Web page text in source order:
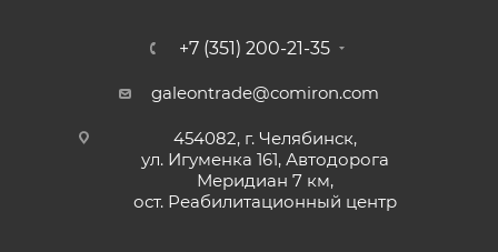
+7 (351) 200-21-35
galeontrade@comiron.com
454082, г. Челябинск,
ул. Игуменка 161, Автодорога
Меридиан 7 км,
ост. Реабилитационный центр